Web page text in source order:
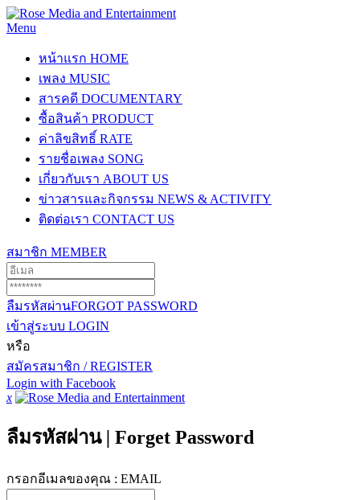
Menu
หน้าแรก HOME
เพลง MUSIC
สารคดี DOCUMENTARY
ซื้อสินค้า PRODUCT
ค่าลิขสิทธิ์ RATE
รายชื่อเพลง SONG
เกี่ยวกับเรา ABOUT US
ข่าวสารและกิจกรรม NEWS & ACTIVITY
ติดต่อเรา CONTACT US
สมาชิก MEMBER
ลืมรหัสผ่านFORGOT PASSWORD
เข้าสู่ระบบ LOGIN
หรือ
สมัครสมาชิก / REGISTER
Login with Facebook
x
ลืมรหัสผ่าน | Forget Password
กรอกอีเมลของคุณ : EMAIL